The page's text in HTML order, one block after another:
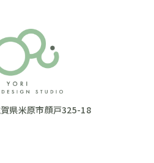
県米原市顔戸325-18